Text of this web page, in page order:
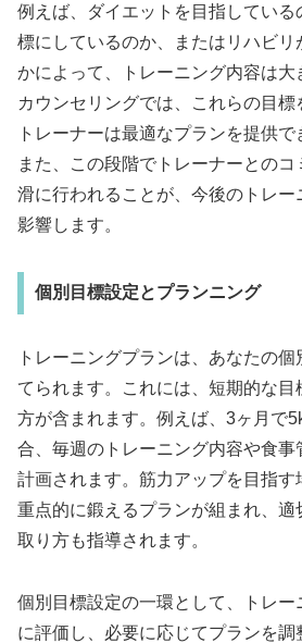
例えば、ダイエットを目指している
標にしているのか、またはリハビ
かによって、トレーニング内容は大
カウンセリングでは、これらの目標
トレーナーは最適なプランを提供で
また、この段階でトレーナーとのコ
滑に行われることが、今後のトレー
影響します。
個別目標設定とプランニング
トレーニングプランは、あなたの
てられます。これには、短期的な
方が含まれます。例えば、3ヶ月で
合、毎週のトレーニング内容や食事
計画されます。筋力アップを目指す
重点的に鍛えるプランが組まれ、
取り方も指導されます。
個別目標設定の一環として、トレー
に評価し、必要に応じてプランを